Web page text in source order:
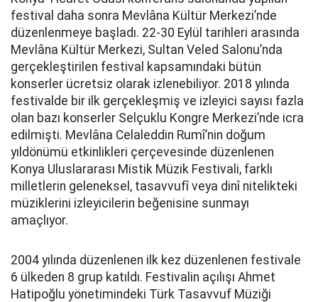
festival daha sonra Mevlâna Kültür Merkezi’nde
düzenlenmeye başladı. 22-30 Eylül tarihleri arasında
Mevlâna Kültür Merkezi, Sultan Veled Salonu’nda
gerçekleştirilen festival kapsamındaki bütün
konserler ücretsiz olarak izlenebiliyor. 2018 yılında
festivalde bir ilk gerçekleşmiş ve izleyici sayısı fazla
olan bazı konserler Selçuklu Kongre Merkezi’nde icra
edilmişti. Mevlâna Celaleddin Rumî’nin doğum
yıldönümü etkinlikleri çerçevesinde düzenlenen
Konya Uluslararası Mistik Müzik Festivali, farklı
milletlerin geleneksel, tasavvufî veya dinî nitelikteki
müziklerini izleyicilerin beğenisine sunmayı
amaçlıyor.
2004 yılında düzenlenen ilk kez düzenlenen festivale
6 ülkeden 8 grup katıldı. Festivalin açılışı Ahmet
Hatipoğlu yönetimindeki Türk Tasavvuf Müziği